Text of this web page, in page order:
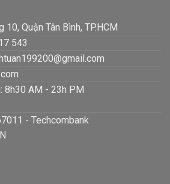
10, Quận Tân Bình, TP.HCM
543
8h30 AM - 23h PM
- Techcombank